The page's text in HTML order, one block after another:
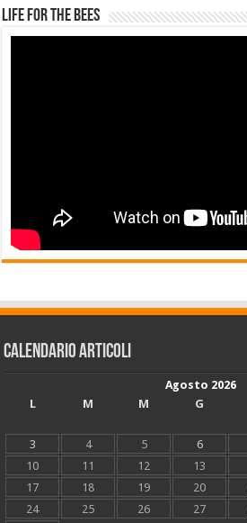
Life for the Bees
Calendario articoli
Agosto 2026
L
M M G
3
4 5 6
10
11 12 13
17
18 19 20
24
25 26 27